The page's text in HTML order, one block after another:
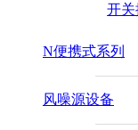
开关
N便携式系列
风噪源设备